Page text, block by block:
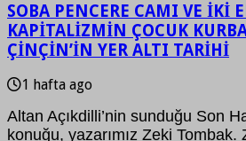
SOBA PENCERE CAMI VE İKİ
KAPİTALİZMİN ÇOCUK
ÇİNÇİN’İN YER ALTI TARİHİ
1 hafta ago
Altan Açıkdilli’nin sunduğu Son
konuğu, yazarımız Zeki Tombak.